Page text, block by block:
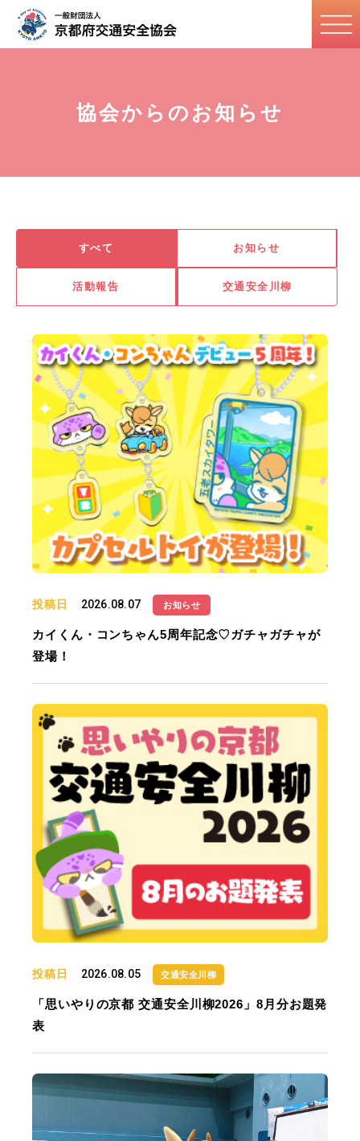
協会からのお知らせ
すべて お知らせ
活動報告 交通安全川柳
投稿日 2026.08.07 お知らせ
カイくん・コンちゃん5周年記念♡ガチャガチャが
登場！
投稿日 2026.08.05 交通安全川柳
「思いやりの京都 交通安全川柳2026」8月分お題発
表